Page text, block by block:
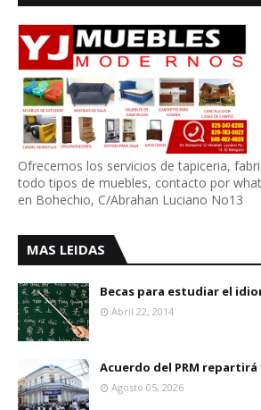
Ofrecemos los servicios de tapiceria,
todo tipos de muebles, contacto por
en Bohechio, C/Abrahan Luciano No13
MAS LEIDAS
Becas para estudiar el
Abril 22, 2014
Acuerdo del PRM
Agosto 05, 2026